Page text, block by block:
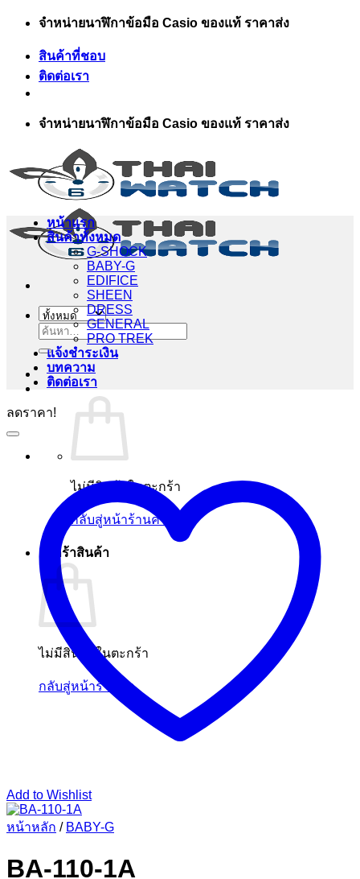
ข้าม
เนื้อหา
จำหน่ายนาฬิกาข้อมือ Casio ของแท้ ราคาส่ง
สินค้าที่ชอบ
ติดต่อเรา
จำหน่ายนาฬิกาข้อมือ Casio ของแท้ ราคาส่ง
ค้นหา:
ไม่มีสินค้าในตะกร้า
กลับสู่หน้าร้านค้า
ตะกร้าสินค้า
ไม่มีสินค้าในตะกร้า
กลับสู่หน้าร้านค้า
หน้าแรก
สินค้าทั้งหมด
G-SHOCK
BABY-G
EDIFICE
SHEEN
DRESS
GENERAL
PRO TREK
แจ้งชำระเงิน
บทความ
ติดต่อเรา
ลดราคา!
Add to Wishlist
หน้าหลัก / BABY-G
BA-110-1A